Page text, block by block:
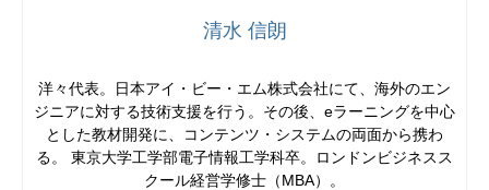
清水 信朗
洋々代表。日本アイ・ビー・エム株式会社にて、海外のエン
ジニアに対する技術支援を行う。その後、eラーニングを中心
とした教材開発に、コンテンツ・システムの両面から携わ
る。 東京大学工学部電子情報工学科卒。ロンドンビジネスス
クール経営学修士（MBA）。